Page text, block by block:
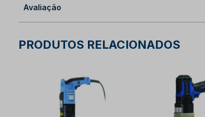
Avaliação
PRODUTOS RELACIONADOS